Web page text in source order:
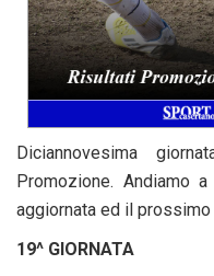
Diciannovesima
Promozione. Andiamo
aggiornata ed il prossimo
19^ GIORNATA